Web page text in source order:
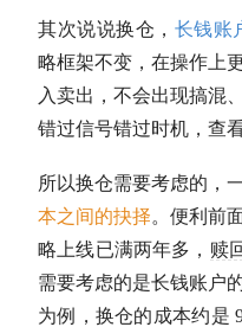
其次说说换仓， 长钱账
略框架不变，在操作上
入卖出，不会出现搞混
错过信号错过时机，查
所以换仓需要考虑的，
本之间的抉择。便利前
略上线已满两年多， 赎
需要考虑的是长钱账户
为例，换仓的成本约是